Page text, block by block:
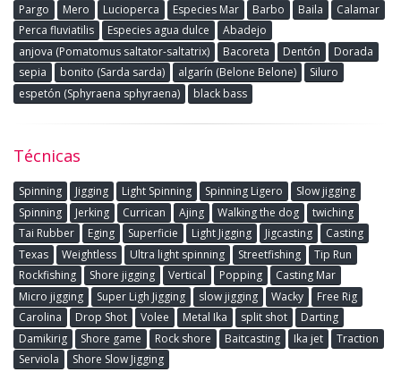
Pargo
Mero Lucioperca Especies Mar Barbo Baila
Calamar
Perca fluviatilis
Especies agua dulce
Abadejo
anjova (Pomatomus saltator-saltatrix)
Bacoreta Dentón
Dorada
sepia
bonito (Sarda sarda) algarín (Belone Belone)
Siluro
espetón (Sphyraena sphyraena)
black bass
Técnicas
Spinning Jigging Light Spinning Spinning Ligero
Slow jigging
Spinning
Jerking Currican Ajing Walking the dog
twiching
Tai Rubber
Eging Superficie Light Jigging Jigcasting
Casting
Texas
Weightless Ultra light spinning Streetfishing
Tip Run
Rockfishing
Shore jigging Vertical Popping
Casting Mar
Micro jigging
Super Ligh Jigging slow jigging Wacky
Free Rig
Carolina
Drop Shot Volee Metal Ika split shot
Darting
Damikirig
Shore game Rock shore Baitcasting Ika jet
Traction
Serviola
Shore Slow Jigging